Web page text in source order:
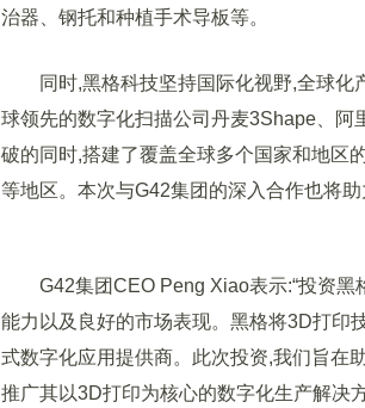
治器、钢托和种植手术导板等。
同时,黑格科技坚持国际化视野,全球化
球领先的数字化扫描公司丹麦3Shape、阿
破的同时,搭建了覆盖全球多个国家和地区
等地区。本次与G42集团的深入合作也将
G42集团CEO Peng Xiao表示:“投资黑
能力以及良好的市场表现。黑格将3D打印
式数字化应用提供商。此次投资,我们旨在
推广其以3D打印为核心的数字化生产解决